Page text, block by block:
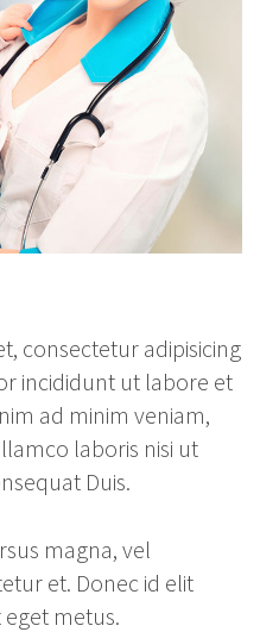
consectetur adipisicing
incididunt ut labore et
ad minim veniam,
laboris nisi ut
Duis.
magna, vel
et. Donec id elit
metus.